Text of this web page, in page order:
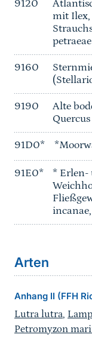
9120
mit
9160
9190
Alte
91D0*
91E0*
* Erlen-
Arten
Anhang II (FFH
Lutra lutra,
Petromyzon